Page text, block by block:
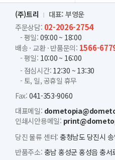
(주)트리
대표: 부영운
주문상담: 02-2026-2754
- 평일: 09:00 ~ 18:00
배송 · 교환 · 반품문의: 1566-
- 평일: 10:00 ~ 16:00
- 점심시간: 12:30 ~ 13:30
- 토, 일, 공휴일 휴무
Fax: 041-353-9060
대표메일:
인쇄시안용메일:
당진 물류 센터: 충청남도 당진시
반품주소: 충남 홍성군 홍성읍 충